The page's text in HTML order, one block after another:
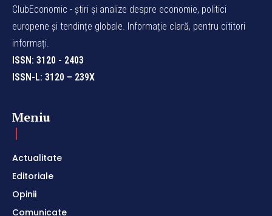
ClubEconomic - știri și analize despre economie, politici
europene și tendințe globale. Informație clară, pentru cititori
informați.
ISSN: 3120 - 2403
ISSN-L: 3120 – 239X
Meniu
Actualitate
Editoriale
Opinii
Comunicate